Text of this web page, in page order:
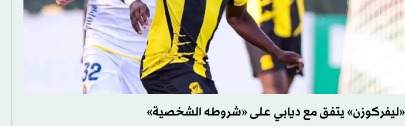
«ليفركوزن» يتفق مع ديابي على «شروطه الشخصية»